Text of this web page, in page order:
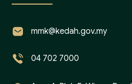
mmk@kedah.gov.my
04 702 7000